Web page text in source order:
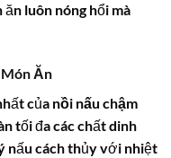
ăn luôn nóng hổi mà
Ăn
của nồi nấu chậm
tối đa các chất dinh
nấu cách thủy với nhiệt